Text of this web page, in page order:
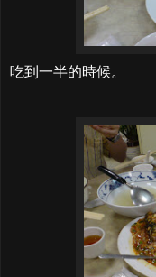
吃到一半的時候。